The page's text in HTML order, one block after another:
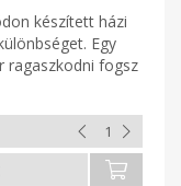
készített házi
Egy
ragaszkodni fogsz